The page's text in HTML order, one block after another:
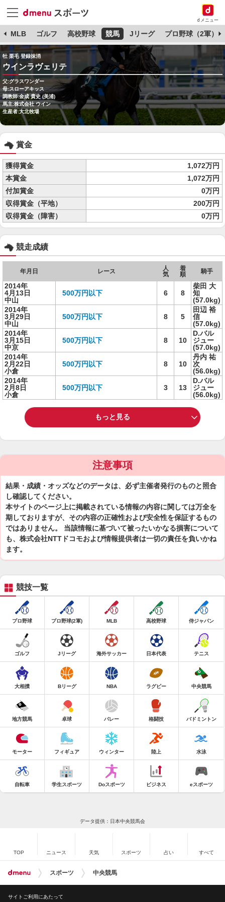
dメニュー
MLB ゴルフ 高校野球 競馬 Jリーグ プロ野球（2軍）
牡 栗毛 登録抹消
ウインラヴェリテ
父:グラスワンダー
母:スローアキッス
調教師:金成 貴史 (美浦)
馬主:株式会社 ウイン
生産者:大北牧場
賞金
獲得賞金
1,072万円
本賞金
1,072万円
付加賞金
0万円
収得賞金（平地）
200万円
収得賞金（障害）
0万円
競走成績
年月日 レース
人
気
着
順
騎手
2014年
4月13日
中山
500万円以下 6 8
柴田 大
知
(57.0kg)
2014年
3月29日
中山
500万円以下 8 5
田辺 裕
信
(57.0kg)
2014年
3月15日
中京
500万円以下 8 10
D.バル
ジュー
(57.0kg)
2014年
2月22日
小倉
500万円以下 8 10
丹内 祐
次
(56.0kg)
2014年
2月8日
小倉
500万円以下 3 13
D.バル
ジュー
(56.0kg)
もっと見る
注意事項
結果・成績・オッズなどのデータは、必ず主催者発行のものと照合
し確認してください。
本サイトのページ上に掲載されている情報の内容に関しては万全を
期しておりますが、その内容の正確性および安全性を保証するもの
ではありません。 当該情報に基づいて被ったいかなる損害について
も、株式会社NTTドコモおよび情報提供者は一切の責任を負いかね
ます。
競技一覧
プロ野球 プロ野球(2軍) MLB 高校野球 侍ジャパン
ゴルフ Jリーグ 海外サッカー 日本代表 テニス
大相撲 Bリーグ NBA ラグビー 中央競馬
地方競馬 卓球 バレー 格闘技 バドミントン
モーター フィギュア ウィンター 陸上 水泳
自転車 学生スポーツ Doスポーツ ビジネス eスポーツ
データ提供：日本中央競馬会
TOP ニュース 天気 スポーツ 占い すべて
スポーツ 中央競馬
サイトご利用にあたって